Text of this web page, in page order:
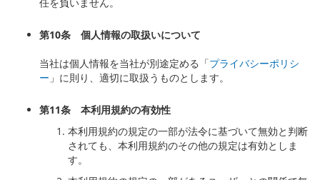
第10条 個人情報の取扱いについて
当社は個人情報を当社が別途定める「プライバシーポリシ
ー 」に則り、適切に取扱うものとします。
第11条 本利用規約の有効性
本利用規約の規定の一部が法令に基づいて無効と判断
されても、本利用規約のその他の規定は有効としま
す。